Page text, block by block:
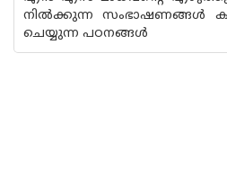
നില്‍ക്കുന്ന സംഭാഷണങ്ങള്‍
ചെയ്യുന്ന പഠനങ്ങള്‍